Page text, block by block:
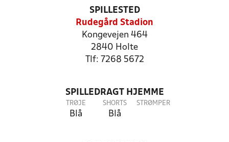
SPILLESTED
Rudegård Stadion
Kongevejen 464
2840 Holte
Tlf: 7268 5672
SPILLEDRAGT HJEMME
TRØJE
Blå
SHORTS
Blå
STRØMPER